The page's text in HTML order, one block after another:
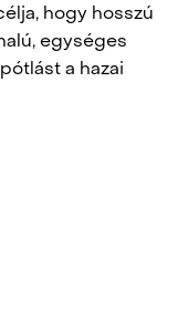
hogy hosszú
egységes
a hazai